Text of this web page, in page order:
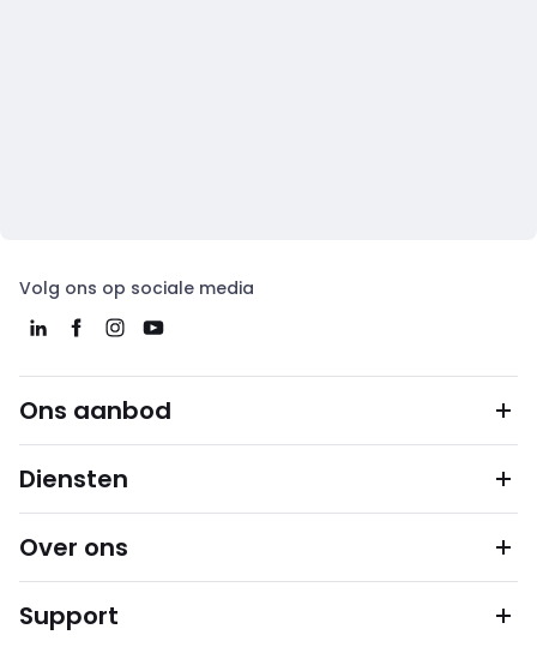
Volg ons op sociale media
Ons aanbod
Diensten
Over ons
Support